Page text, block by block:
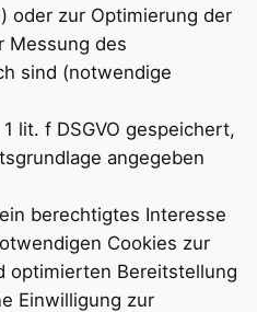
oder zur Optimierung der
Messung des
sind (notwendige
lit. f DSGVO gespeichert,
angegeben
berechtigtes Interesse
Cookies zur
optimierten Bereitstellung
Einwilligung zur